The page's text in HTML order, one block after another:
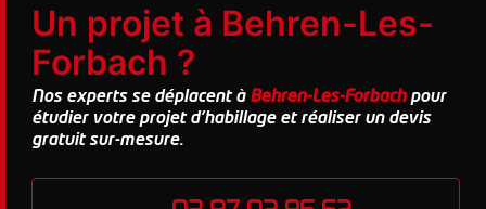
Un projet à Behren-Les-
Forbach ?
Nos experts se déplacent à Behren-Les-Forbachpour
étudier votre projet d'habillage et réaliser un devis
gratuit sur-mesure.